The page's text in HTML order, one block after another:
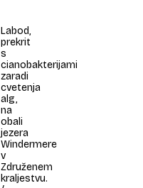
Labod,
prekrit
s
cianobakterijami
zaradi
cvetenja
alg,
na
obali
jezera
Windermere
v
Združenem
kraljestvu.